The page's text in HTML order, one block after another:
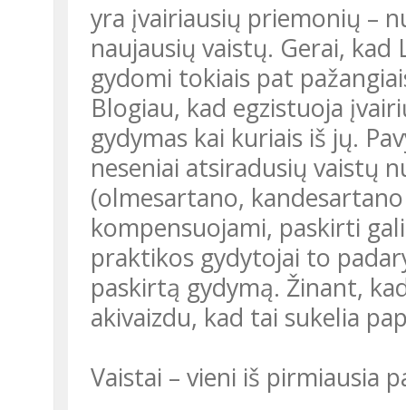
yra įvairiausių priemonių –
naujausių vaistų. Gerai,
gydomi tokiais pat
Blogiau, kad egzistuoja
gydymas kai kuriais iš jų.
neseniai atsiradusių vaistų
(olmesartano,
kompensuojami, paskirti
praktikos gydytojai to
paskirtą gydymą. Žinant,
akivaizdu, kad tai sukelia
Vaistai – vieni iš pirmiausia